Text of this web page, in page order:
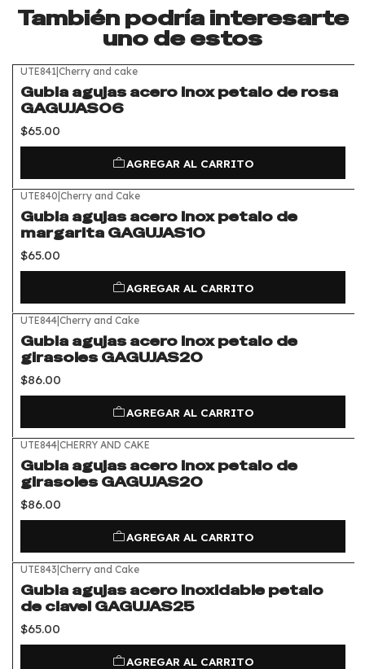
También podría interesarte
uno de estos
UTE841 Cherry and cake
Gubia agujas acero inox petalo de rosa
GAGUJAS06
$65.00
AGREGAR AL CARRITO
UTE840 Cherry and Cake
Gubia agujas acero inox petalo de
margarita GAGUJAS10
$65.00
AGREGAR AL CARRITO
UTE844| Cherry and Cake
Gubia agujas acero inox petalo de
girasoles GAGUJAS20
$86.00
AGREGAR AL CARRITO
UTE844| CHERRY AND CAKE
Gubia agujas acero inox petalo de
girasoles GAGUJAS20
$86.00
AGREGAR AL CARRITO
UTE843 Cherry and Cake
Gubia agujas acero inoxidable petalo
de clavel GAGUJAS25
$65.00
AGREGAR AL CARRITO